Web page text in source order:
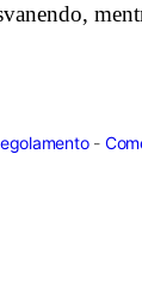
-